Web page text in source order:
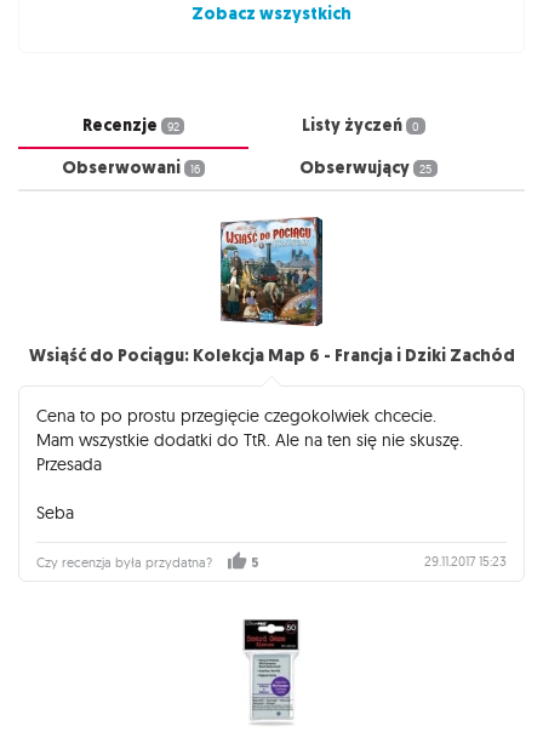
Zobacz wszystkich
Recenzje 92 Listy życzeń 0
Obserwowani 16 Obserwujący 25
Wsiąść do Pociągu: Kolekcja Map 6 - Francja i Dziki Zachód
Cena to po prostu przegięcie czegokolwiek chcecie.
Mam wszystkie dodatki do TtR. Ale na ten się nie skuszę.
Przesada
Seba
Czy recenzja była przydatna? 5 29.11.2017 15:23